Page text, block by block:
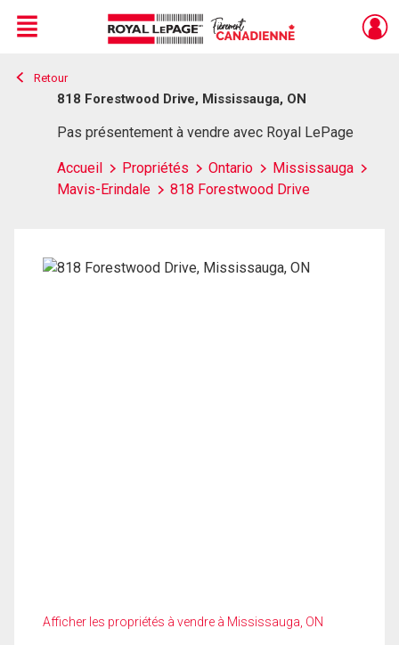
Live
En Direct
Menu
Retour
818 Forestwood Drive, Mississauga, ON
Pas présentement à vendre avec Royal LePage
Accueil Propriétés Ontario
Mississauga
Mavis-Erindale
818 Forestwood Drive
Afficher les propriétés à vendre à Mississauga, ON